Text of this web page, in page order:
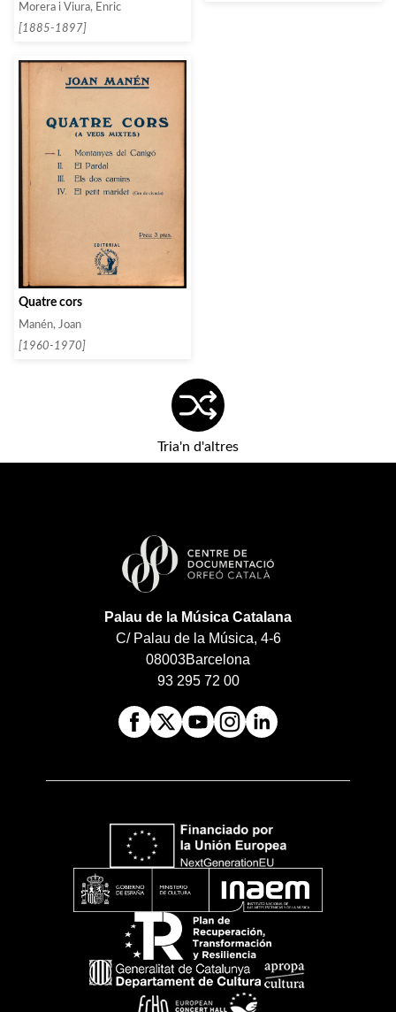
Morera i Viura, Enric
[1885-1897]
Quatre cors
Manén, Joan
[1960-1970]
Tria'n d'altres
Palau de la Música Catalana
C/ Palau de la Música, 4-6
08003Barcelona
93 295 72 00